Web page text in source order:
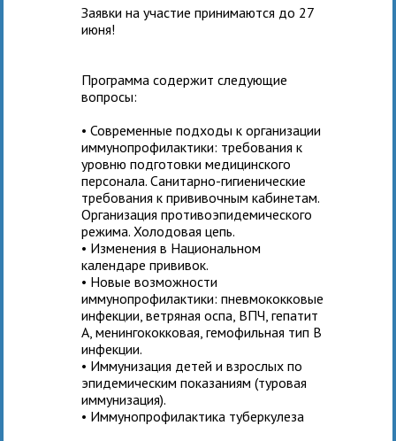
Заявки на участие принимаются до 27
июня!
Программа содержит следующие
вопросы:
• Современные подходы к организации
иммунопрофилактики: требования к
уровню подготовки медицинского
персонала. Санитарно-гигиенические
требования к прививочным кабинетам.
Организация противоэпидемического
режима. Холодовая цепь.
• Изменения в Национальном
календаре прививок.
• Новые возможности
иммунопрофилактики: пневмококковые
инфекции, ветряная оспа, ВПЧ, гепатит
А, менингококковая, гемофильная тип В
инфекции.
• Иммунизация детей и взрослых по
эпидемическим показаниям (туровая
иммунизация).
• Иммунопрофилактика туберкулеза